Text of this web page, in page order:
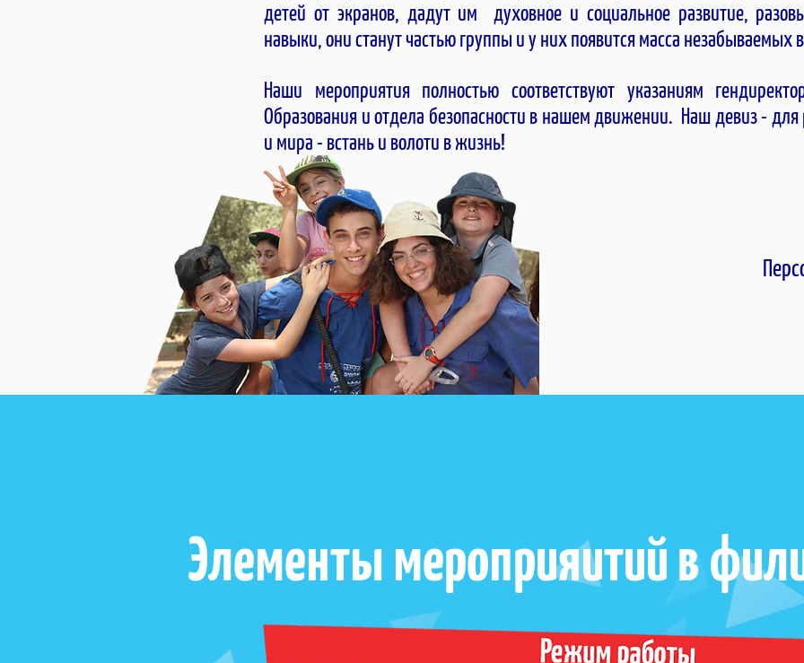
детей от экранов, дадут им духовное и социальное развитие,
навыки, они станут частью группы и у них появится масса незабываемых
Наши мероприятия полностью соответствуют указаниям
Образования и отдела безопасности в нашем движении. Наш девиз -
и мира - встань и волоти в жизнь!
Элементы мероприяитий в